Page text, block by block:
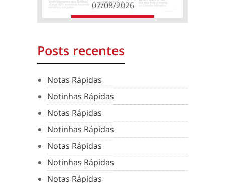
07/08/2026
Posts recentes
Notas Rápidas
Notinhas Rápidas
Notas Rápidas
Notinhas Rápidas
Notas Rápidas
Notinhas Rápidas
Notas Rápidas